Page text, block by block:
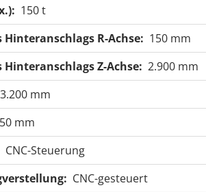
150 t
Hinteranschlags R-Achse: 150 mm
Hinteranschlags Z-Achse: 2.900 mm
3.200 mm
mm
CNC-Steuerung
CNC-gesteuert